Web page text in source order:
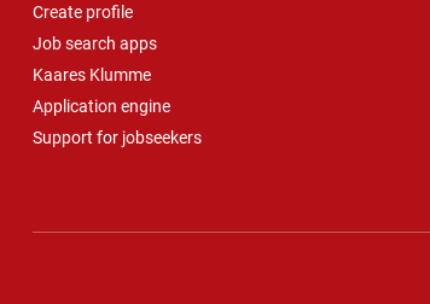
Create profile
Job search apps
Kaares Klumme
Application engine
Support for jobseekers